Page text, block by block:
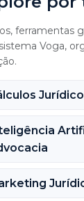
ferramentas
Voga,